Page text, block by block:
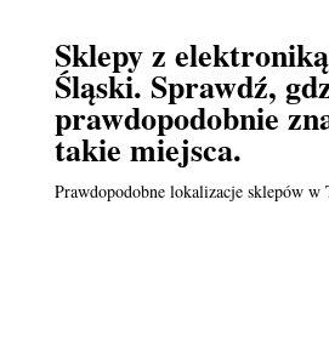
Sklepy z
Śląski. Sprawdź,
prawdopodobnie
takie miejsca.
Prawdopodobne lokalizacje sklepów w